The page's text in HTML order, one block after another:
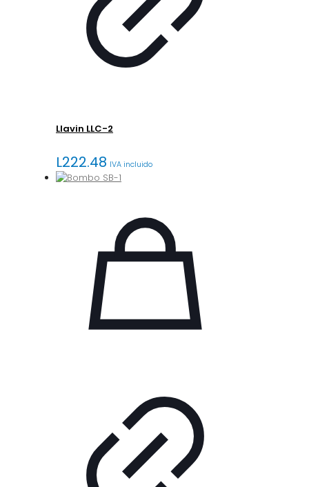
Llavin LLC-2
L222.48 IVA incluido